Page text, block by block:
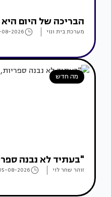
הבריכה של היום
מערכת בית ונוי 08-2026
מה חדש
"בעתיד לא נבנה
זוהר שחר לוי 08-2026